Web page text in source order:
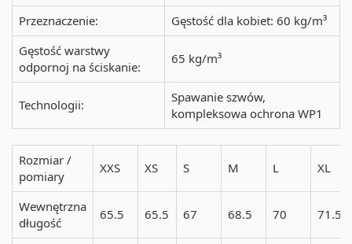
Przeznaczenie:
Gęstość dla kobiet: 60 kg/m³
Gęstość warstwy
odpornoj na ściskanie:
65 kg/m³
Technologii:
Spawanie szwów,
kompleksowa ochrona WP1
Rozmiar /
pomiary
XXS XS S M L XL
Wewnętrzna
długość
65.5 65.5 67 68.5 70 71.5